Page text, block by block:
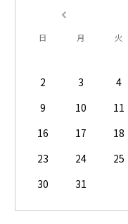
日 月 火
2
3 4
9
10 11
16
17 18
23
24 25
30
31